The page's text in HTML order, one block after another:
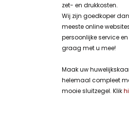
zet- en drukkosten.
Wij zijn goedkoper
meeste online
persoonlijke service
graag met u mee!
Maak uw
helemaal compleet
mooie sluitzegel. Klik